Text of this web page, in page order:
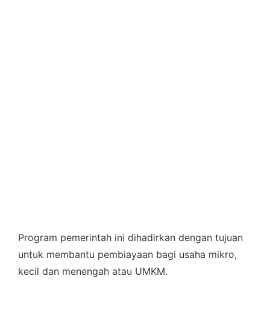
Program pemerintah ini dihadirkan dengan tujuan
untuk membantu pembiayaan bagi usaha mikro,
kecil dan menengah atau UMKM.